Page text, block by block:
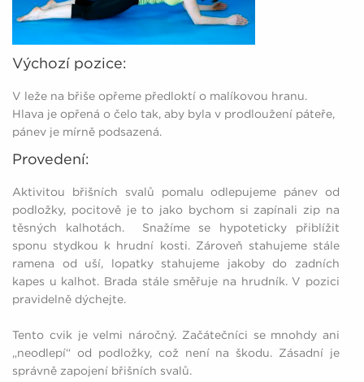
Výchozí pozice:
V leže na břiše opřeme předloktí o malíkovou hranu.
Hlava je opřená o čelo tak, aby byla v prodloužení páteře,
pánev je mírně podsazená.
Provedení:
Aktivitou břišních svalů pomalu odlepujeme pánev od
podložky, pocitově je to jako bychom si zapínali zip na
těsných kalhotách. Snažíme se hypoteticky přiblížit
sponu stydkou k hrudní kosti. Zároveň stahujeme stále
ramena od uší, lopatky stahujeme jakoby do zadních
kapes u kalhot. Brada stále směřuje na hrudník. V pozici
pravidelně dýchejte.
Tento cvik je velmi náročný. Začátečníci se mnohdy ani
„neodlepí“ od podložky, což není na škodu. Zásadní je
správně zapojení břišních svalů.